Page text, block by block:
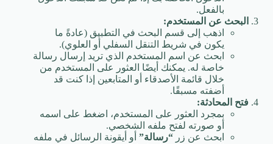
بالفعل.
البحث عن المستخدم:
اذهب إلى قسم البحث في التطبيق (عادةً ما
يكون في شريط التنقل السفلي أو العلوي).
ابحث عن اسم المستخدم الذي تريد إرسال رسالة
خاصة له. يمكنك أيضًا العثور على المستخدم من
خلال قائمة الأصدقاء أو المتابعين إذا كنت قد
أضفته مسبقًا.
فتح المحادثة:
بمجرد العثور على المستخدم، اضغط على اسمه
أو صورته لفتح ملفه الشخصي.
ابحث عن زر “رسالة” أو أيقونة الرسائل في ملفه